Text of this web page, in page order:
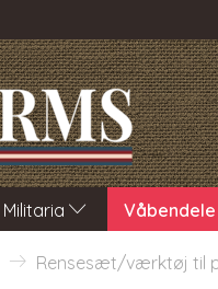
Militaria Våbendele
Rensesæt/værktøj til